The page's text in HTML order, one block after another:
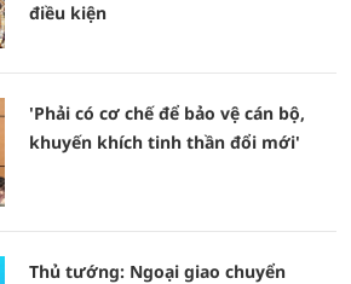
điều kiện
'Phải có cơ chế để bảo vệ cán bộ,
khuyến khích tinh thần đổi mới'
Thủ tướng: Ngoại giao chuyển